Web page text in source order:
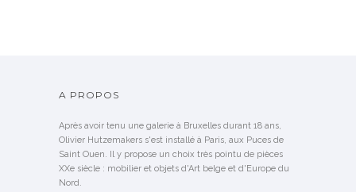
A PROPOS
Après avoir tenu une galerie à Bruxelles durant 18 ans,
Olivier Hutzemakers s'est installé à Paris, aux Puces de
Saint Ouen. Il y propose un choix très pointu de pièces
XXe siècle : mobilier et objets d'Art belge et d'Europe du
Nord.